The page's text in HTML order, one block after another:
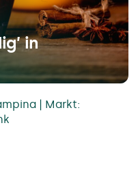
| Markt:
in